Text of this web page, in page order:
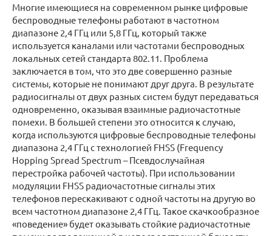
Многие имеющиеся на современном рынке цифровые
беспроводные телефоны работают в частотном
диапазоне 2,4 ГГц или 5,8 ГГц, который также
используется каналами или частотами беспроводных
локальных сетей стандарта 802.11. Проблема
заключается в том, что это две совершенно разные
системы, которые не понимают друг друга. В результате
радиосигналы от двух разных систем будут передаваться
одновременно, оказывая взаимные радиочастотные
помехи. В большей степени это относится к случаю,
когда используются цифровые беспроводные телефоны
диапазона 2,4 ГГц с технологией FHSS (Frequency
Hopping Spread Spectrum – Псевдослучайная
перестройка рабочей частоты). При использовании
модуляции FHSS радиочастотные сигналы этих
телефонов перескакивают с одной частоты на другую во
всем частотном диапазоне 2,4 ГГц. Такое скачкообразное
«поведение» будет оказывать стойкие радиочастотные